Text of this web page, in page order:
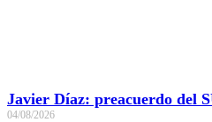
Javier Díaz: preacuerdo del
04/08/2026